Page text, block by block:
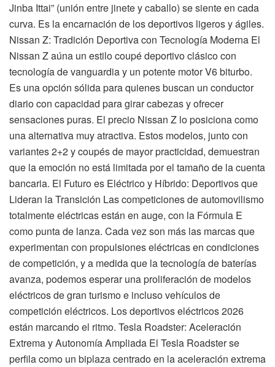
Jinba Ittai” (unión entre jinete y caballo) se siente en cada
curva. Es la encarnación de los deportivos ligeros y ágiles.
Nissan Z: Tradición Deportiva con Tecnología Moderna El
Nissan Z aúna un estilo coupé deportivo clásico con
tecnología de vanguardia y un potente motor V6 biturbo.
Es una opción sólida para quienes buscan un conductor
diario con capacidad para girar cabezas y ofrecer
sensaciones puras. El precio Nissan Z lo posiciona como
una alternativa muy atractiva. Estos modelos, junto con
variantes 2+2 y coupés de mayor practicidad, demuestran
que la emoción no está limitada por el tamaño de la cuenta
bancaria. El Futuro es Eléctrico y Híbrido: Deportivos que
Lideran la Transición Las competiciones de automovilismo
totalmente eléctricas están en auge, con la Fórmula E
como punta de lanza. Cada vez son más las marcas que
experimentan con propulsiones eléctricas en condiciones
de competición, y a medida que la tecnología de baterías
avanza, podemos esperar una proliferación de modelos
eléctricos de gran turismo e incluso vehículos de
competición eléctricos. Los deportivos eléctricos 2026
están marcando el ritmo. Tesla Roadster: Aceleración
Extrema y Autonomía Ampliada El Tesla Roadster se
perfila como un biplaza centrado en la aceleración extrema